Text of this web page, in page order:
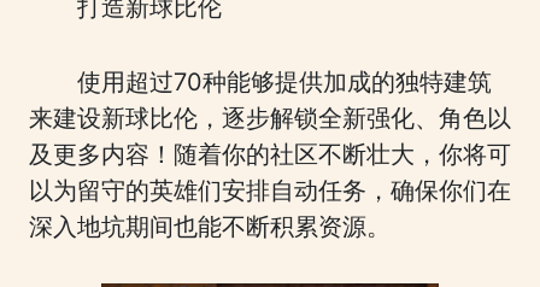
打造新球比伦
使用超过70种能够提供加成的独特建筑
来建设新球比伦，逐步解锁全新强化、角色以
及更多内容！随着你的社区不断壮大，你将可
以为留守的英雄们安排自动任务，确保你们在
深入地坑期间也能不断积累资源。